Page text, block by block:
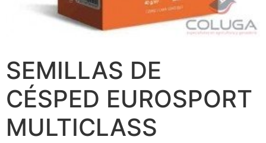
SEMILLAS DE
CÉSPED EUROSPORT
MULTICLASS